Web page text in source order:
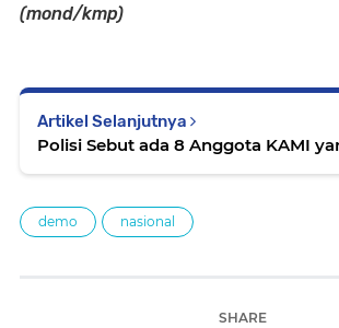
(mond/kmp)
Artikel Selanjutnya
Polisi Sebut ada 8 Anggota KAMI
demo nasional
SHARE